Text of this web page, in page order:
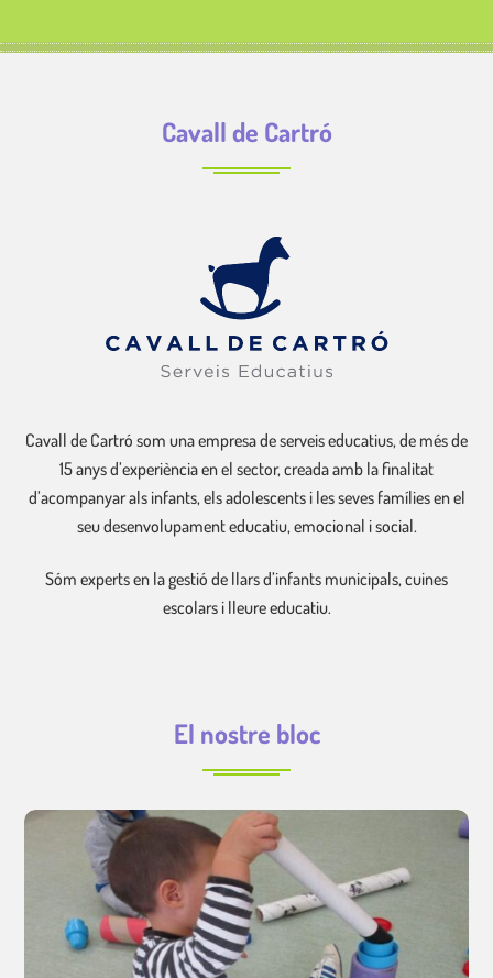
Cavall de Cartró
Cavall de Cartró som una empresa de serveis educatius, de més de
15 anys d’experiència en el sector, creada amb la finalitat
d’acompanyar als infants, els adolescents i les seves famílies en el
seu desenvolupament educatiu, emocional i social.
Sóm experts en la gestió de llars d’infants municipals, cuines
escolars i lleure educatiu.
El nostre bloc